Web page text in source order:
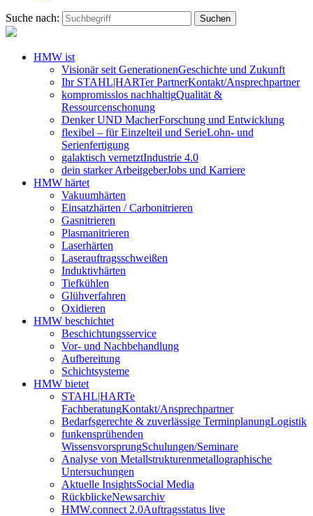
Suche nach:
HMW ist
Visionär seit GenerationenGeschichte und Zukunft
Ihr STAHL|HARTer PartnerKontakt/Ansprechpartner
kompromisslos nachhaltigQualität &
Ressourcenschonung
Denker UND MacherForschung und Entwicklung
flexibel – für Einzelteil und SerieLohn- und
Serienfertigung
galaktisch vernetztIndustrie 4.0
dein starker ArbeitgeberJobs und Karriere
HMW härtet
Vakuumhärten
Einsatzhärten / Carbonitrieren
Gasnitrieren
Plasmanitrieren
Laserhärten
Laserauftragsschweißen
Induktivhärten
Tiefkühlen
Glühverfahren
Oxidieren
HMW beschichtet
Beschichtungsservice
Vor- und Nachbehandlung
Aufbereitung
Schichtsysteme
HMW bietet
STAHL|HARTe
FachberatungKontakt/Ansprechpartner
Bedarfsgerechte & zuverlässige TerminplanungLogistik
funkensprühenden
WissensvorsprungSchulungen/Seminare
Analyse von Metallstrukturenmetallographische
Untersuchungen
Aktuelle InsightsSocial Media
RückblickeNewsarchiv
HMW.connect 2.0Auftragsstatus live